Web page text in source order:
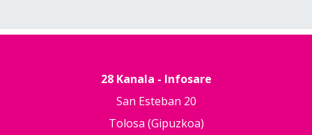
28 Kanala - Infosare
San Esteban 20
Tolosa (Gipuzkoa)